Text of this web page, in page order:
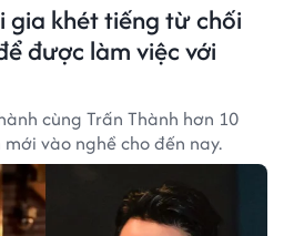
gia khét tiếng từ chối
được làm việc với
cùng Trấn Thành hơn 10
vào nghề cho đến nay.